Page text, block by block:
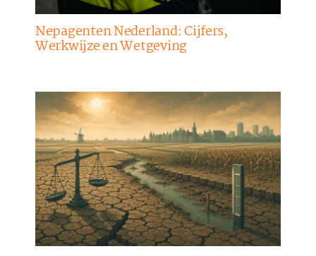
Nepagenten Nederland: Cijfers,
Werkwijze en Wetgeving